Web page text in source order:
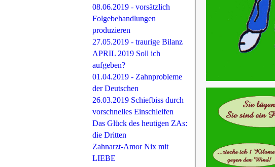
08.06.2019 - vorsätzlich
Folgebehandlungen
produzieren
27.05.2019 - traurige Bilanz
APRIL 2019 Soll ich
aufgeben?
01.04.2019 - Zahnprobleme
der Deutschen
26.03.2019 Schiefbiss durch
vorschnelles Einschleifen
Das Glück des heutigen ZAs:
die Dritten
Zahnarzt-Amor Nix mit
LIEBE